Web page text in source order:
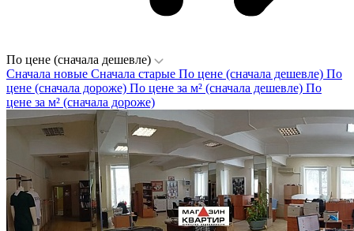
По цене (сначала дешевле)
Сначала новые Сначала старые По цене (сначала дешевле) По
цене (сначала дороже) По цене за м² (сначала дешевле) По
цене за м² (сначала дороже)